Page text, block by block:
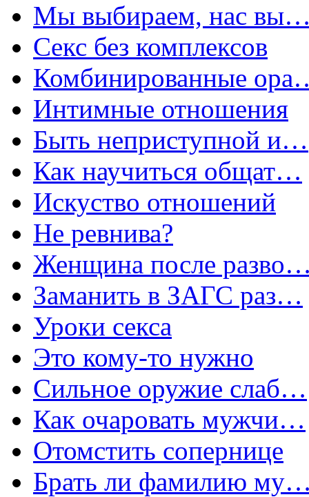
Мы выбираем, нас
Секс без комплексов
Комбинированные
Интимные отношения
Быть неприступной и…
Как научиться общат…
Искуство отношений
Не ревнива?
Женщина после
Заманить в ЗАГС раз…
Уроки секса
Это кому-то нужно
Сильное оружие слаб…
Как очаровать мужчи…
Отомстить сопернице
Брать ли фамилию